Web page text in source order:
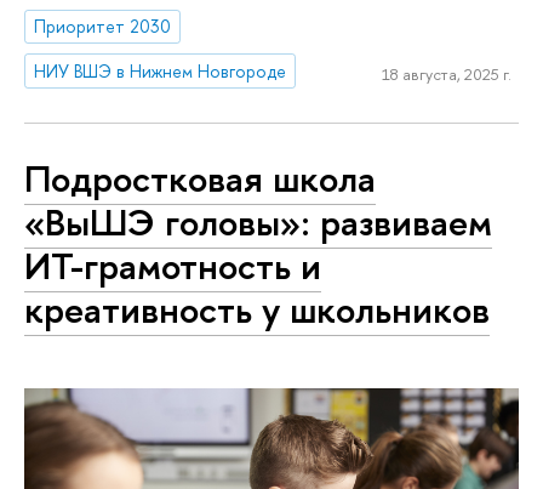
Приоритет 2030
НИУ ВШЭ в Нижнем Новгороде
18 августа, 2025 г.
Подростковая школа
«ВыШЭ головы»: развиваем
ИТ-грамотность и
креативность у школьников